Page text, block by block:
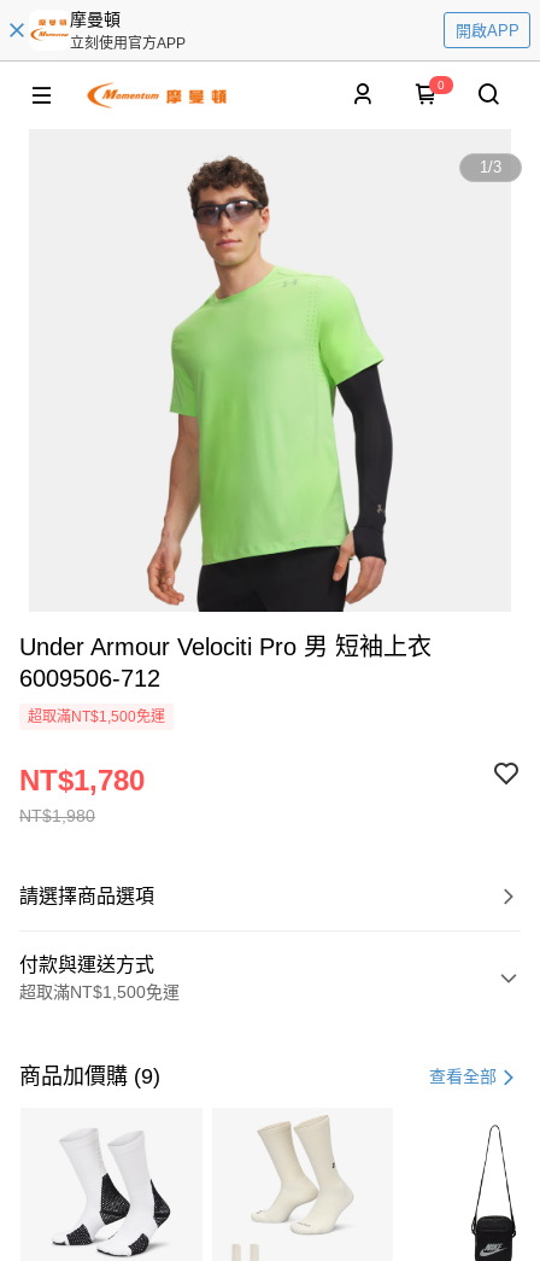
摩曼頓
立刻使用官方APP
開啟APP
0
1/3
Under Armour Velociti Pro 男 短袖上衣
6009506-712
超取滿NT$1,500免運
NT$1,980
NT$1,780
請選擇商品選項
付款與運送方式
超取滿NT$1,500免運
信用卡一次付款
3 期 0 利率 每期 21家銀行
合作金庫商業銀行
第一商業銀行
華南商業銀行
彰化商業銀行
上海商業儲蓄銀行
Apple Pay
商品加價購 (9) 查看全部